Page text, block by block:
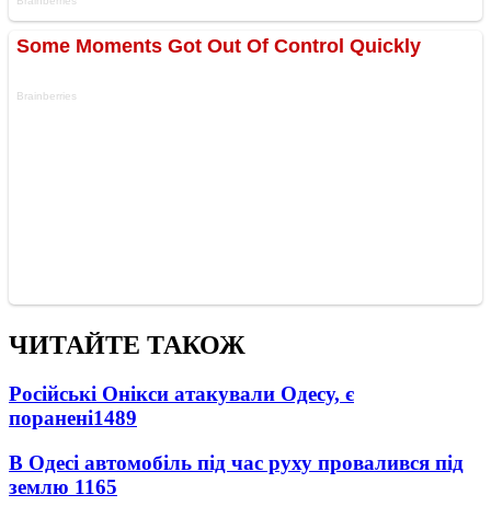
ЧИТАЙТЕ ТАКОЖ
Російські Онікси атакували Одесу, є
поранені1489
В Одесі автомобіль під час руху провалився під
землю 1165